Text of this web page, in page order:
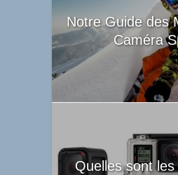
Notre Guide des
Caméra
Quelles sont